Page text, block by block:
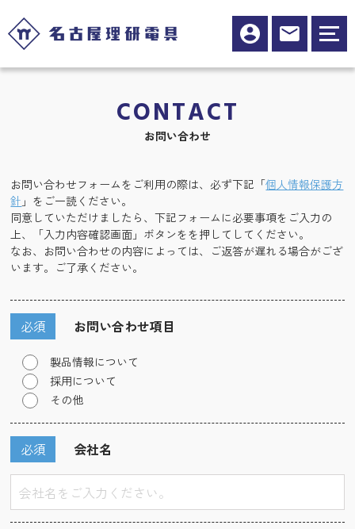
CONTACT
お問い合わせ
お問い合わせフォームをご利用の際は、必ず下記「個人情報保護方
針 」をご一読ください。
同意していただけましたら、下記フォームに必要事項をご入力の
上、「入力内容確認画面」ボタンをを押してしてください。
なお、お問い合わせの内容によっては、ご返答が遅れる場合がござ
います。ご了承ください。
お問い合わせ項目
必須
製品情報について
採用について
その他
会社名
必須